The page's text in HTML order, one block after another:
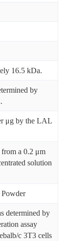
16.5 kDa.
by
μg by the LAL
a 0.2 μm
solution
determined by
assay
c 3T3 cells